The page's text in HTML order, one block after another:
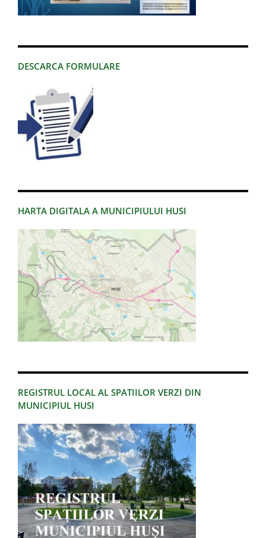
DESCARCA FORMULARE
HARTA DIGITALA A MUNICIPIULUI HUSI
REGISTRUL LOCAL AL SPATIILOR VERZI DIN
MUNICIPIUL HUSI